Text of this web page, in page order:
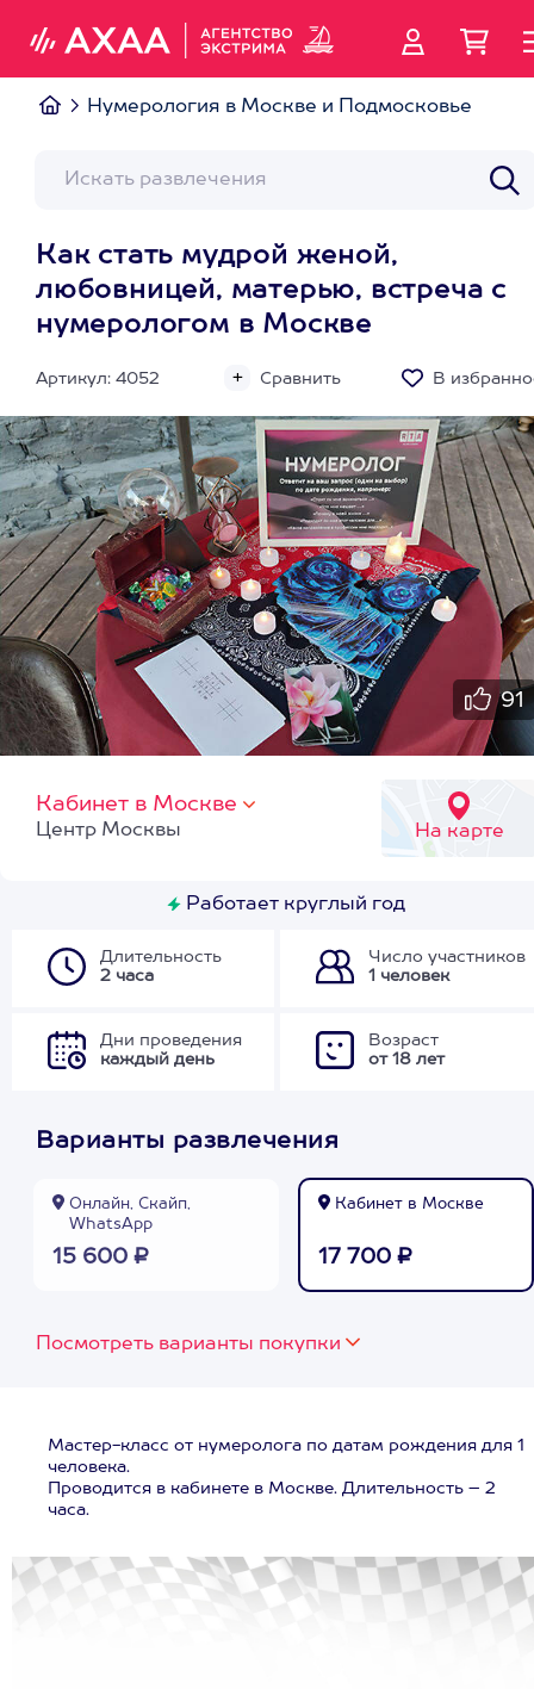
Нумерология в Москве и Подмосковье
Как стать мудрой женой,
любовницей, матерью, встреча с
нумерологом в Москве
Артикул: 4052 Сравнить В
91
Кабинет в Москве
На карте
Центр Москвы
Работает круглый год
Длительность
2 часа
Число участников
1 человек
Дни проведения
каждый день
Возраст
от 18 лет
Варианты развлечения
Онлайн, Скайп,
WhatsApp
15 600 ₽
Кабинет в Москве
17 700 ₽
Посмотреть варианты покупки
Мастер-класс от нумеролога по датам рождения для 1
человека.
Проводится в кабинете в Москве. Длительность – 2
часа.